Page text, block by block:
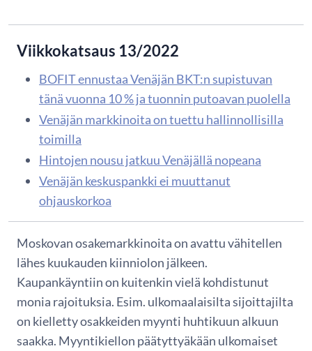
Viikkokatsaus 13/2022
BOFIT ennustaa Venäjän BKT:n supistuvan
tänä vuonna 10 % ja tuonnin putoavan puolella
Venäjän markkinoita on tuettu hallinnollisilla
toimilla
Hintojen nousu jatkuu Venäjällä nopeana
Venäjän keskuspankki ei muuttanut
ohjauskorkoa
Moskovan osakemarkkinoita on avattu vähitellen
lähes kuukauden kiinniolon jälkeen.
Kaupankäyntiin on kuitenkin vielä kohdistunut
monia rajoituksia. Esim. ulkomaalaisilta sijoittajilta
on kielletty osakkeiden myynti huhtikuun alkuun
saakka. Myyntikiellon päätyttyäkään ulkomaiset